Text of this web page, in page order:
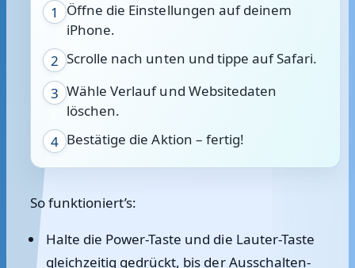
1
Öffne die Einstellungen auf deinem
iPhone.
2 Scrolle nach unten und tippe auf Safari.
3 Wähle Verlauf und Websitedaten
löschen.
4 Bestätige die Aktion – fertig!
So funktioniert’s:
Halte die Power-Taste und die Lauter-Taste
gleichzeitig gedrückt, bis der Ausschalten-